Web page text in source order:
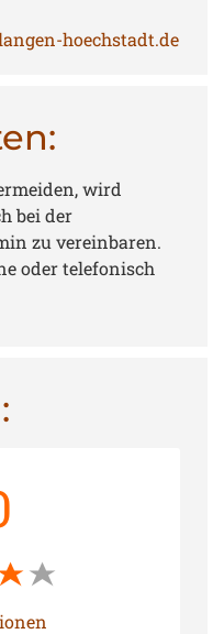
hoechstadt.de
wird
bei der
zu vereinbaren.
oder telefonisch